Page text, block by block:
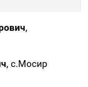
,
, с.Мосир